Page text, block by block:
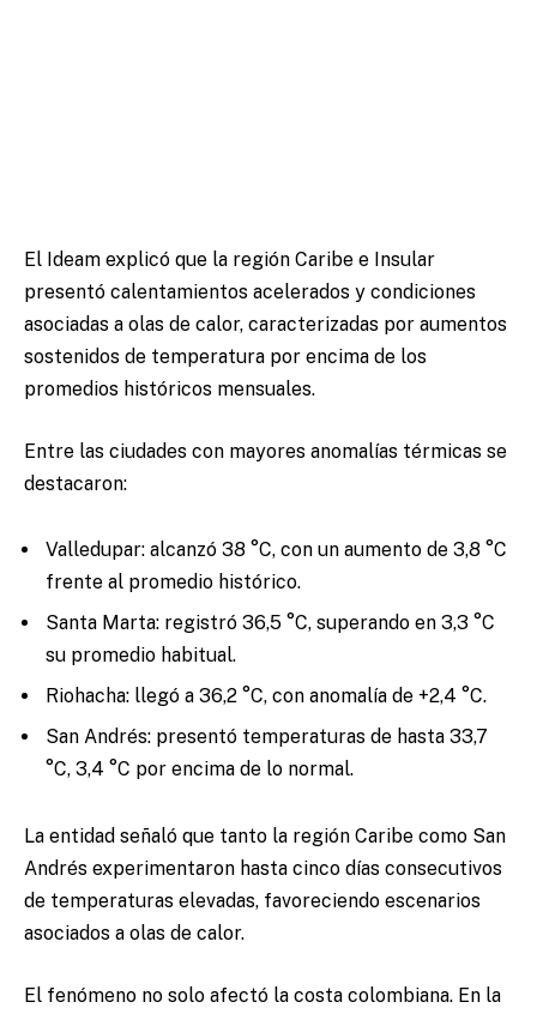
El Ideam explicó que la región Caribe e Insular
presentó calentamientos acelerados y condiciones
asociadas a olas de calor, caracterizadas por aumentos
sostenidos de temperatura por encima de los
promedios históricos mensuales.
Entre las ciudades con mayores anomalías térmicas se
destacaron:
Valledupar: alcanzó 38 °C, con un aumento de 3,8 °C
frente al promedio histórico.
Santa Marta: registró 36,5 °C, superando en 3,3 °C
su promedio habitual.
Riohacha: llegó a 36,2 °C, con anomalía de +2,4 °C.
San Andrés: presentó temperaturas de hasta 33,7
°C, 3,4 °C por encima de lo normal.
La entidad señaló que tanto la región Caribe como San
Andrés experimentaron hasta cinco días consecutivos
de temperaturas elevadas, favoreciendo escenarios
asociados a olas de calor.
El fenómeno no solo afectó la costa colombiana. En la